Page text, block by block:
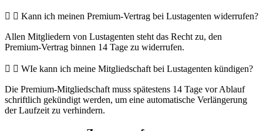
Kann ich meinen Premium-Vertrag bei Lustagenten widerrufen?
Allen Mitgliedern von Lustagenten steht das Recht zu, den
Premium-Vertrag binnen 14 Tage zu widerrufen.
WIe kann ich meine Mitgliedschaft bei Lustagenten kündigen?
Die Premium-Mitgliedschaft muss spätestens 14 Tage vor Ablauf
schriftlich gekündigt werden, um eine automatische Verlängerung
der Laufzeit zu verhindern.